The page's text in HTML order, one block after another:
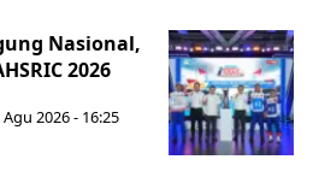
Nasional,
2026
2026 - 16:25